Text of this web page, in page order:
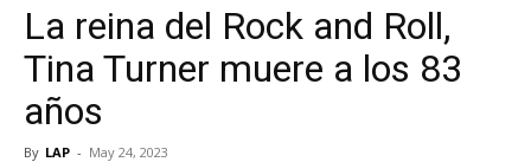
La reina del Rock and Roll,
Tina Turner muere a los 83
años
By LAP - May 24, 2023